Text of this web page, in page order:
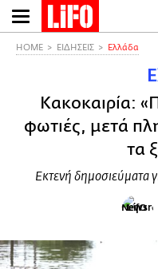
Παράκαμψη
προς
HOME ΕΙΔΗΣΕΙΣ Ελλάδα
Κακοκαιρία:
φωτιές, μετά
τα
Εκτενή δημοσιεύματα